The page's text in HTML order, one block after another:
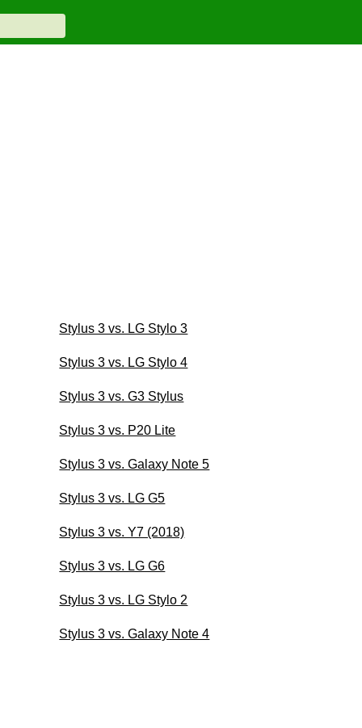
Stylus 3 vs. LG Stylo 3
Stylus 3 vs. LG Stylo 4
Stylus 3 vs. G3 Stylus
Stylus 3 vs. P20 Lite
Stylus 3 vs. Galaxy Note 5
Stylus 3 vs. LG G5
Stylus 3 vs. Y7 (2018)
Stylus 3 vs. LG G6
Stylus 3 vs. LG Stylo 2
Stylus 3 vs. Galaxy Note 4